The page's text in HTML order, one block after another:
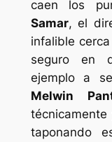
caen los
Samar, el
infalible
seguro en
ejemplo a
Melwin
técnicamente
taponando